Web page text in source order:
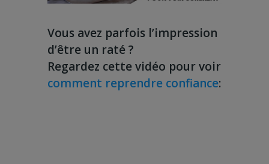
Vous avez parfois l’impression
d’être un raté ?
Regardez cette vidéo pour voir
comment reprendre confiance: